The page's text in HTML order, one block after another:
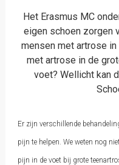
Het Erasmus MC
eigen schoen zorgen
mensen met artrose
met artrose in de
voet? Wellicht kan
Er zijn verschillende
pijn te helpen. We weten nog
pijn in de voet bij grote